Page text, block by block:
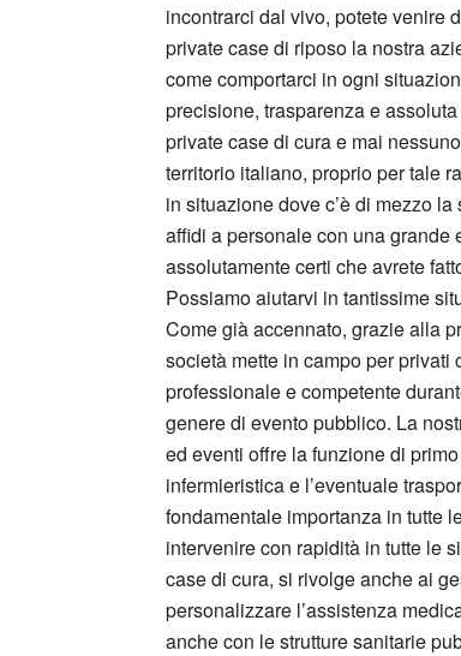
incontrarci dal vivo, potete venire
private case di riposo la nostra
come comportarci in ogni
precisione, trasparenza e
private case di cura e mai
territorio italiano, proprio per tale
in situazione dove c’è di mezzo
affidi a personale con una
assolutamente certi che avrete
Possiamo aiutarvi in tantissime
Come già accennato, grazie alla
società mette in campo per
professionale e competente
genere di evento pubblico. La
ed eventi offre la funzione di
infermieristica e l’eventuale
fondamentale importanza in tutte
intervenire con rapidità in tutte le
case di cura, si rivolge anche ai
personalizzare l’assistenza
anche con le strutture sanitarie